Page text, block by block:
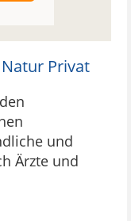
Privat
und
Ärzte und